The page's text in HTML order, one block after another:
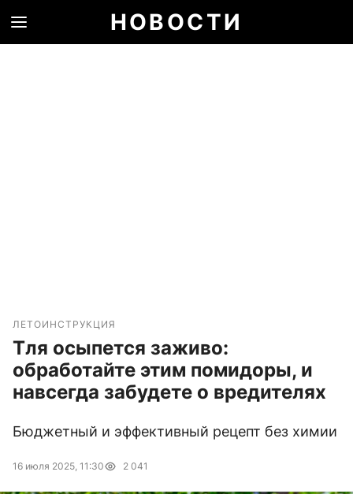
НОВОСТИ
ЛЕТОИНСТРУКЦИЯ
Тля осыпется заживо:
обработайте этим помидоры, и
навсегда забудете о вредителях
Бюджетный и эффективный рецепт без химии
16 июля 2025, 11:30 2 041